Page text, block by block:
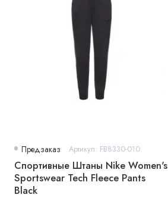
Предзаказ Артикул: FB8330-010
Спортивные Штаны Nike Women's
Sportswear Tech Fleece Pants
Black